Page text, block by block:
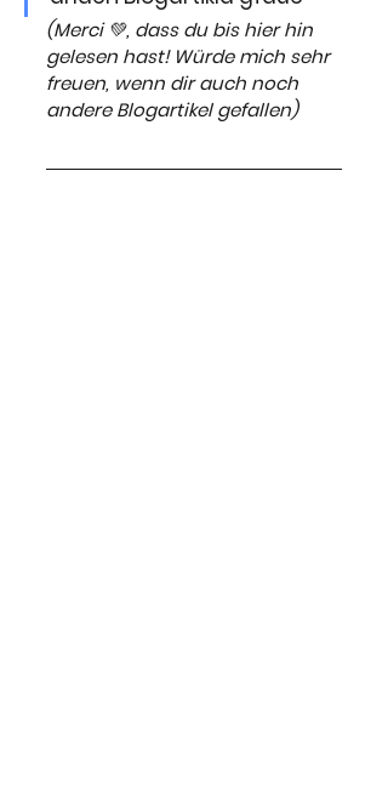
(Merci 💚, dass du bis hier hin
gelesen hast! Würde mich sehr
freuen, wenn dir auch noch
andere Blogartikel gefallen)